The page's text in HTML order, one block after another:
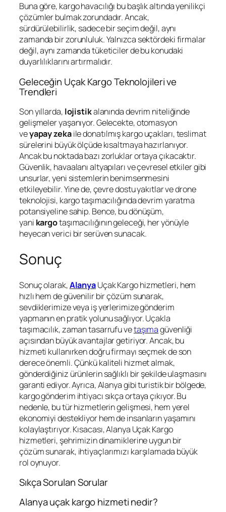
Buna göre, kargo havacılığı bu başlık altında yenilikçi
çözümler bulmak zorundadır. Ancak,
sürdürülebilirlik, sadece bir seçim değil, aynı
zamanda bir zorunluluk. Yalnızca sektördeki firmalar
değil, aynı zamanda tüketiciler de bu konudaki
duyarlılıklarını artırmalıdır.
Geleceğin Uçak Kargo Teknolojileri ve
Trendleri
Son yıllarda, lojistikalanında devrim niteliğinde
gelişmeler yaşanıyor. Gelecekte, otomasyon
veyapay zekaile donatılmış kargo uçakları, teslimat
sürelerini büyük ölçüde kısaltmaya hazırlanıyor.
Ancak bu noktada bazı zorluklar ortaya çıkacaktır.
Güvenlik, havaalanı altyapıları ve çevresel etkiler gibi
unsurlar, yeni sistemlerin benimsenmesini
etkileyebilir. Yine de, çevre dostu yakıtlar ve drone
teknolojisi, kargo taşımacılığında devrim yaratma
potansiyeline sahip. Bence, bu dönüşüm,
yani kargotaşımacılığının geleceği, her yönüyle
heyecan verici bir serüven sunacak.
Sonuç
Sonuç olarak,AlanyaUçak Kargo hizmetleri, hem
hızlı hem de güvenilir bir çözüm sunarak,
sevdiklerimize veya iş yerlerimize gönderim
yapmanın en pratik yolunu sağlıyor. Uçakla
taşımacılık, zaman tasarrufu vetaşımagüvenliği
açısından büyük avantajlar getiriyor. Ancak, bu
hizmeti kullanırken doğru firmayı seçmek de son
derece önemli. Çünkü kaliteli hizmet almak,
gönderdiğiniz ürünlerin sağlıklı bir şekilde ulaşmasını
garanti ediyor. Ayrıca, Alanya gibi turistik bir bölgede,
kargo gönderim ihtiyacı sıkça ortaya çıkıyor. Bu
nedenle, bu tür hizmetlerin gelişmesi, hem yerel
ekonomiyi destekliyor hem de insanların yaşamını
kolaylaştırıyor. Kısacası, Alanya Uçak Kargo
hizmetleri, şehrimizin dinamiklerine uygun bir
çözüm sunarak, ihtiyaçlarımızı karşılamada büyük
rol oynuyor.
Sıkça Sorulan Sorular
Alanya uçak kargo hizmeti nedir?